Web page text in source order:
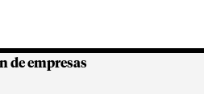
Colombianas
de empresas